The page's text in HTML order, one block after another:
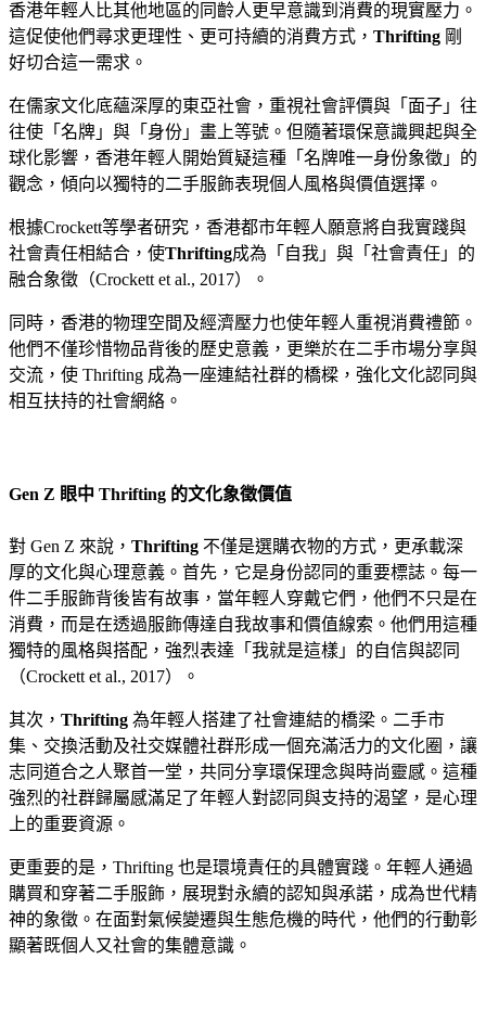
香港年輕人比其他地區的同齡人更早意識到消費的現實壓力。
這促使他們尋求更理性、更可持續的消費方式， Thrifting 剛
好切合這一需求。
在儒家文化底蘊深厚的東亞社會，重視社會評價與「面子」往
往使「名牌」與「身份」畫上等號。但隨著環保意識興起與全
球化影響，香港年輕人開始質疑這種「名牌唯一身份象徵」的
觀念，傾向以獨特的二手服飾表現個人風格與價值選擇。
根據Crockett等學者研究，香港都市年輕人願意將自我實踐與
社會責任相結合，使Thrifting成為「自我」與「社會責任」的
融合象徵（Crockett et al., 2017）。
同時，香港的物理空間及經濟壓力也使年輕人重視消費禮節。
他們不僅珍惜物品背後的歷史意義，更樂於在二手市場分享與
交流，使 Thrifting 成為一座連結社群的橋樑，強化文化認同與
相互扶持的社會網絡。
Gen Z 眼中 Thrifting 的文化象徵價值
對 Gen Z 來說， Thrifting 不僅是選購衣物的方式，更承載深
厚的文化與心理意義。首先，它是身份認同的重要標誌。每一
件二手服飾背後皆有故事，當年輕人穿戴它們，他們不只是在
消費，而是在透過服飾傳達自我故事和價值線索。他們用這種
獨特的風格與搭配，強烈表達「我就是這樣」的自信與認同
（Crockett et al., 2017）。
其次， Thrifting 為年輕人搭建了社會連結的橋梁。二手市
集、交換活動及社交媒體社群形成一個充滿活力的文化圈，讓
志同道合之人聚首一堂，共同分享環保理念與時尚靈感。這種
強烈的社群歸屬感滿足了年輕人對認同與支持的渴望，是心理
上的重要資源。
更重要的是，Thrifting 也是環境責任的具體實踐。年輕人通過
購買和穿著二手服飾，展現對永續的認知與承諾，成為世代精
神的象徵。在面對氣候變遷與生態危機的時代，他們的行動彰
顯著既個人又社會的集體意識。